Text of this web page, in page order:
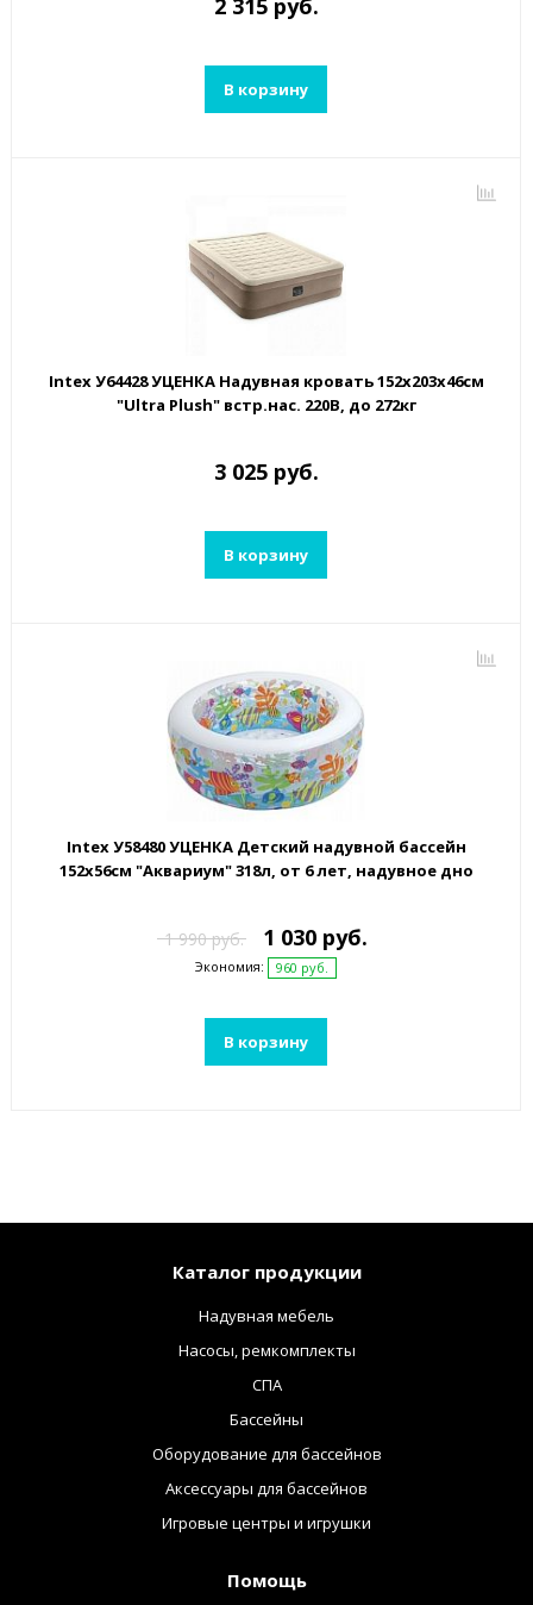
2 315 руб.
В корзину
Intex У64428 УЦЕНКА Надувная кровать 152х203х46см
"Ultra Plush" встр.нас. 220В, до 272кг
3 025 руб.
В корзину
Intex У58480 УЦЕНКА Детский надувной бассейн
152х56см "Аквариум" 318л, от 6 лет, надувное дно
1 990 руб. 1 030 руб.
Экономия: 960 руб.
В корзину
Каталог продукции
Надувная мебель
Насосы, ремкомплекты
СПА
Бассейны
Оборудование для бассейнов
Аксессуары для бассейнов
Игровые центры и игрушки
Помощь